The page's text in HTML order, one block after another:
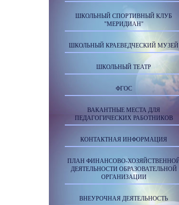
ШКОЛЬНЫЙ СПОРТИВНЫЙ КЛУБ
"МЕРИДИАН"
ШКОЛЬНЫЙ КРАЕВЕДЧЕСКИЙ МУЗЕЙ
ШКОЛЬНЫЙ ТЕАТР
ФГОС
ВАКАНТНЫЕ МЕСТА ДЛЯ
ПЕДАГОГИЧЕСКИХ РАБОТНИКОВ
КОНТАКТНАЯ ИНФОРМАЦИЯ
ПЛАН ФИНАНСОВО-
ДЕЯТЕЛЬНОСТИ ОБРАЗОВАТЕЛЬНОЙ
ОРГАНИЗАЦИИ
ВНЕУРОЧНАЯ ДЕЯТЕЛЬНОСТЬ